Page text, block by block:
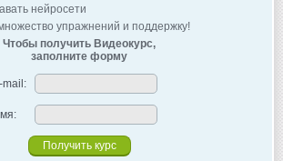
нейросети
упражнений и поддержку!
Чтобы получить Видеокурс,
заполните форму
mail: